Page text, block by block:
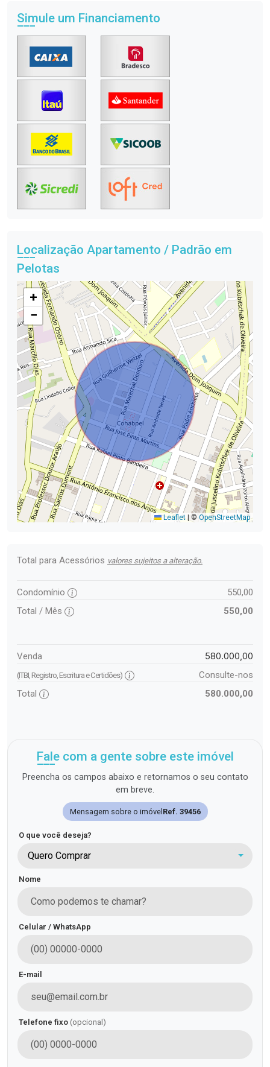
Simule um Financiamento
Localização Apartamento / Padrão em
Pelotas
+
−
Leaflet | © OpenStreetMap
Total para Acessórios valores sujeitos a alteração.
Condomínio
550,00
Total / Mês
550,00
Venda 580.000,00
(ITBI, Registro, Escritura e Certidões)
Consulte-nos
Total
580.000,00
Fale com a gente sobre este imóvel
Preencha os campos abaixo e retornamos o seu contato
em breve.
Mensagem sobre o imóvel Ref. 39456
O que você deseja?
Quero Comprar
Nome
Celular / WhatsApp
E-mail
Telefone fixo (opcional)